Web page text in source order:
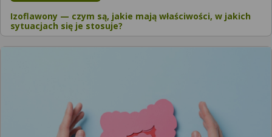
Izoflawony — czym są, jakie mają właściwości, w jakich
sytuacjach się je stosuje?